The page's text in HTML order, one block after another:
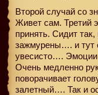
Второй случай со
Живет сам. Третий
принять. Сидит
зажмурены…. и тут
увесисто….
Очень медленно
поворачивает
залетный…. Так и